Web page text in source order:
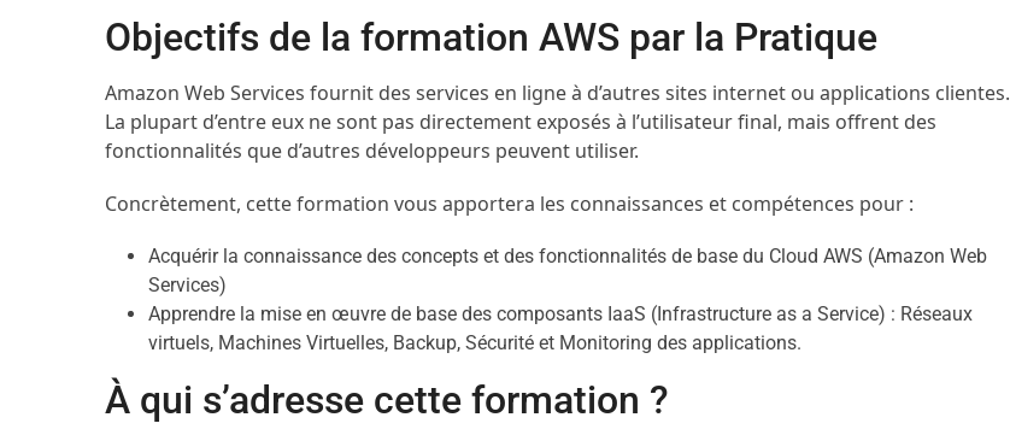
Objectifs de la formation AWS par la Pratique
Amazon Web Services fournit des services en ligne à d’autres sites internet ou applications clientes.
La plupart d’entre eux ne sont pas directement exposés à l’utilisateur final, mais offrent des
fonctionnalités que d’autres développeurs peuvent utiliser.
Concrètement, cette formation vous apportera les connaissances et compétences pour :
Acquérir la connaissance des concepts et des fonctionnalités de base du Cloud AWS (Amazon Web
Services)
Apprendre la mise en œuvre de base des composants IaaS (Infrastructure as a Service) : Réseaux
virtuels, Machines Virtuelles, Backup, Sécurité et Monitoring des applications.
À qui s’adresse cette formation ?